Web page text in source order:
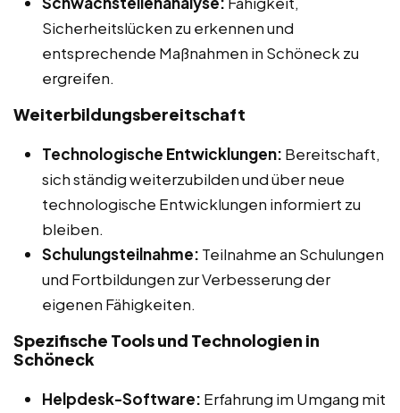
Sicherheitslücken zu erkennen und
entsprechende Maßnahmen in Schöneck zu
ergreifen.
Weiterbildungsbereitschaft
Technologische Entwicklungen: Bereitschaft,
sich ständig weiterzubilden und über neue
technologische Entwicklungen informiert zu
bleiben.
Schulungsteilnahme: Teilnahme an Schulungen
und Fortbildungen zur Verbesserung der
eigenen Fähigkeiten.
Spezifische Tools und Technologien in
Schöneck
Helpdesk-Software: Erfahrung im Umgang mit